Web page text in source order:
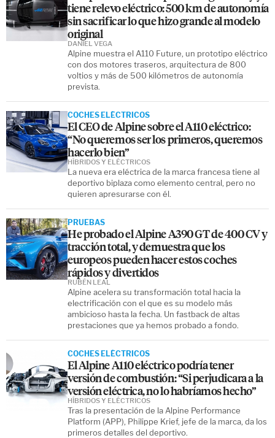
tiene relevo eléctrico: 500 km de autonomía
sin sacrificar lo que hizo grande al modelo
original
Alpine muestra el A110 Future, un prototipo eléctrico
con dos motores traseros, arquitectura de 800
voltios y más de 500 kilómetros de autonomía
prevista.
DANIEL VEGA
COCHES ELÉCTRICOS
El CEO de Alpine sobre el A110 eléctrico:
“No queremos ser los primeros, queremos
hacerlo bien”
La nueva era eléctrica de la marca francesa tiene al
deportivo biplaza como elemento central, pero no
quieren apresurarse con él.
HÍBRIDOS Y ELÉCTRICOS
PRUEBAS
He probado el Alpine A390 GT de 400 CV y
tracción total, y demuestra que los
europeos pueden hacer estos coches
rápidos y divertidos
Alpine acelera su transformación total hacia la
electrificación con el que es su modelo más
ambicioso hasta la fecha. Un fastback de altas
prestaciones que ya hemos probado a fondo.
RUBÉN LEAL
COCHES ELÉCTRICOS
El Alpine A110 eléctrico podría tener
versión de combustión: “Si perjudicara a la
versión eléctrica, no lo habríamos hecho”
Tras la presentación de la Alpine Performance
Platform (APP), Philippe Krief, jefe de la marca, da los
primeros detalles del deportivo.
HÍBRIDOS Y ELÉCTRICOS